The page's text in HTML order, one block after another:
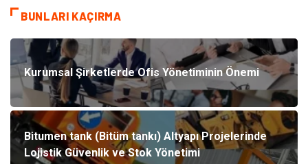
BUNLARI KAÇIRMA
Kurumsal Şirketlerde Ofis Yönetiminin Önemi
Bitumen tank (Bitüm tankı) Altyapı Projelerinde
Lojistik Güvenlik ve Stok Yönetimi